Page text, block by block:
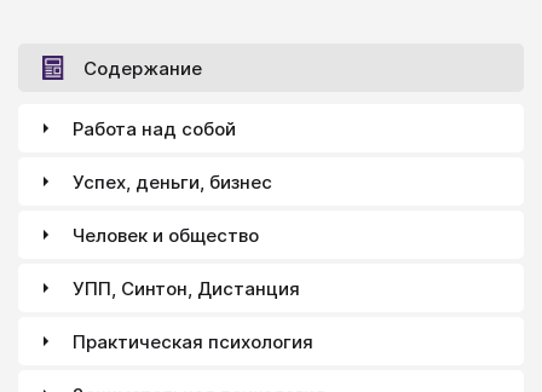
Содержание
Работа над собой
Успех, деньги, бизнес
Человек и общество
УПП, Синтон, Дистанция
Практическая психология